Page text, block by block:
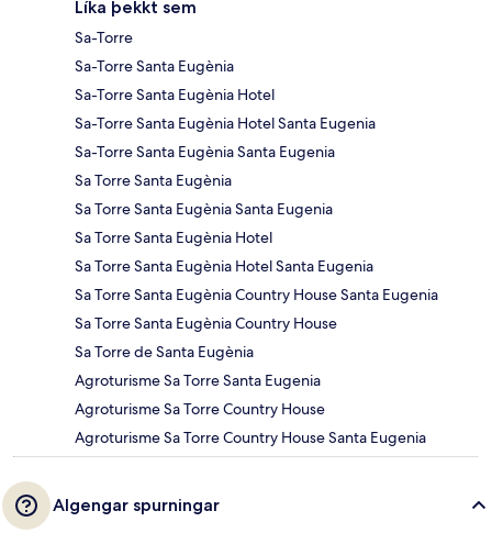
Líka þekkt sem
Sa-Torre
Sa-Torre Santa Eugènia
Sa-Torre Santa Eugènia Hotel
Sa-Torre Santa Eugènia Hotel Santa Eugenia
Sa-Torre Santa Eugènia Santa Eugenia
Sa Torre Santa Eugènia
Sa Torre Santa Eugènia Santa Eugenia
Sa Torre Santa Eugènia Hotel
Sa Torre Santa Eugènia Hotel Santa Eugenia
Sa Torre Santa Eugènia Country House Santa Eugenia
Sa Torre Santa Eugènia Country House
Sa Torre de Santa Eugènia
Agroturisme Sa Torre Santa Eugenia
Agroturisme Sa Torre Country House
Agroturisme Sa Torre Country House Santa Eugenia
Algengar spurningar